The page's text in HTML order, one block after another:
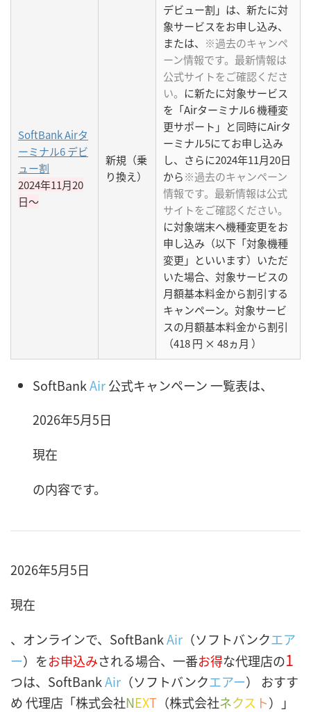
SoftBank Airタ
ーミナル6 デビ
ュー割
2024年11月20
日〜
新規（乗
り換え）
デビュー割」は、新たに対
象サービスをお申し込み、
または、 ※過去のキャンペ
ーン情報です。最新情報は
公式サイトをご確認くださ
い。 に新たに対象サービス
を「Airターミナル6 機種変
更サポート」と同時にAirタ
ーミナル5にてお申し込み
し、さらに2024年11月20日
から※過去のキャンペーン
情報です。最新情報は公式
サイトをご確認ください。
に対象端末へ機種変更をお
申し込み（以下「対象機種
変更」といいます）いただ
いた場合、対象サービスの
月額基本料金から割引する
キャンペーン。対象サービ
スの月額基本料⾦から割引
（418 円 × 48ヵ月 ）
SoftBankAir公式キャンペーン 一覧表は、
2026年5月5日
現在
の内容です。
2026年5月5日
現在
、オンラインで、SoftBankAir （ソフトバンクエア
ー）をお申込みされる場合、一番お得な代理店の1
つは、SoftBankAir （ソフトバンクエアー） おすす
め 代理店「株式会社NEXT （株式会社ネクス ト）」